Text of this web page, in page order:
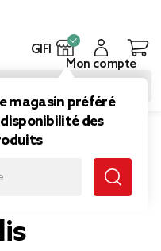
GIFI
magasin préféré
des
Mon compte